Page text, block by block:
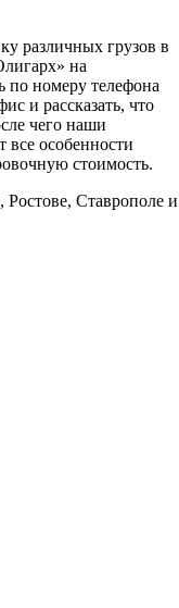
различных грузов в
на
по номеру телефона
и рассказать, что
чего наши
все особенности
стоимость.